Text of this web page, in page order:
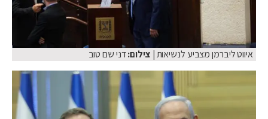
איווט ליברמן מצביע לנשיאות| צילום:דני שם טוב